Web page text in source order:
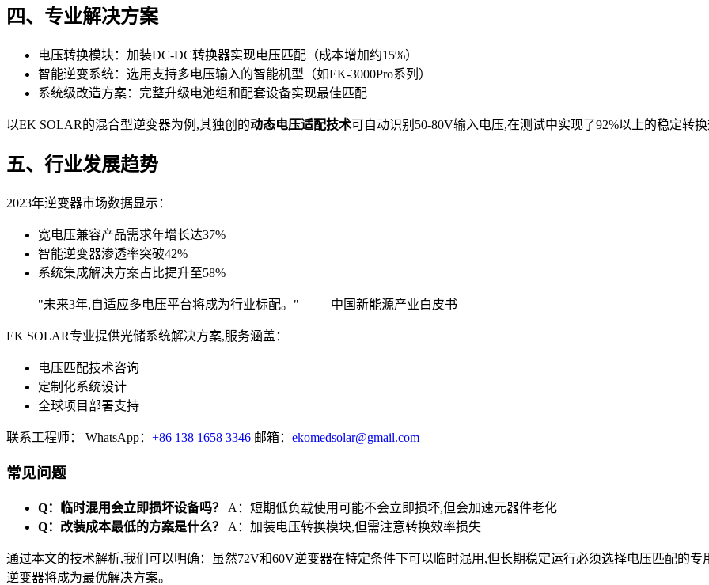
四、专业解决方案
电压转换模块：加装DC-DC转换器实现电压匹配（成本增加约15%）
智能逆变系统：选用支持多电压输入的智能机型（如EK-3000Pro系列）
系统级改造方案：完整升级电池组和配套设备实现最佳匹配
以EK SOLAR的混合型逆变器为例,其独创的动态电压适配技术可自动识别50-80V输入电压,在测试中实现了92%以上的稳定转
五、行业发展趋势
2023年逆变器市场数据显示：
宽电压兼容产品需求年增长达37%
智能逆变器渗透率突破42%
系统集成解决方案占比提升至58%
"未来3年,自适应多电压平台将成为行业标配。" —— 中国新能源产业白皮书
EK SOLAR专业提供光储系统解决方案,服务涵盖：
电压匹配技术咨询
定制化系统设计
全球项目部署支持
联系工程师： WhatsApp： +86 138 1658 3346 邮箱： ekomedsolar@gmail.com
常见问题
Q：临时混用会立即损坏设备吗？
A：短期低负载使用可能不会立即损坏,但会加速元器件老化
Q：改装成本最低的方案是什么？
A：加装电压转换模块,但需注意转换效率损失
通过本文的技术解析,我们可以明确：虽然72V和60V逆变器在特定条件下可以临时混用,但长期稳定运行必须选择电压匹配的
逆变器将成为最优解决方案。